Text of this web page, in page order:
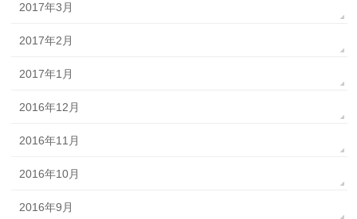
2017年3月
2017年2月
2017年1月
2016年12月
2016年11月
2016年10月
2016年9月